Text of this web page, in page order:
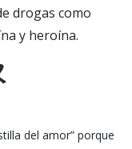
drogas como
y heroína.
del amor” porque